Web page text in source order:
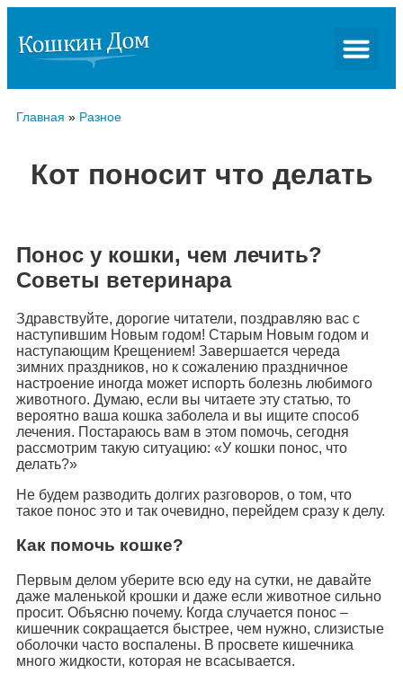
Главная » Разное
Кот поносит что делать
Понос у кошки, чем лечить?
Советы ветеринара
Здравствуйте, дорогие читатели, поздравляю вас с
наступившим Новым годом! Старым Новым годом и
наступающим Крещением! Завершается череда
зимних праздников, но к сожалению праздничное
настроение иногда может испорть болезнь любимого
животного. Думаю, если вы читаете эту статью, то
вероятно ваша кошка заболела и вы ищите способ
лечения. Постараюсь вам в этом помочь, сегодня
рассмотрим такую ситуацию: «У кошки понос, что
делать?»
Не будем разводить долгих разговоров, о том, что
такое понос это и так очевидно, перейдем сразу к делу.
Как помочь кошке?
Первым делом уберите всю еду на сутки, не давайте
даже маленькой крошки и даже если животное сильно
просит. Объясню почему. Когда случается понос –
кишечник сокращается быстрее, чем нужно, слизистые
оболочки часто воспалены. В просвете кишечника
много жидкости, которая не всасывается.